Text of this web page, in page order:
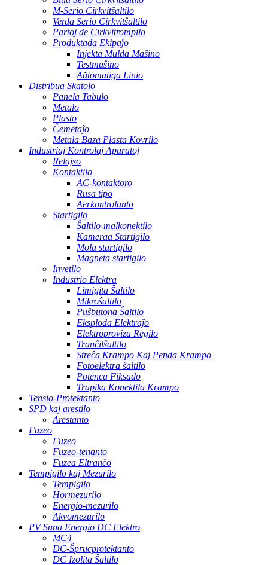
M-Serio Cirkvitŝaltilo
Verda Serio Cirkvitŝaltilo
Partoj de Cirkvitrompilo
Produktada Ekipaĵo
Injekta Mulda Maŝino
Testmaŝino
Aŭtomatiga Linio
Distribua Skatolo
Panela Tabulo
Metalo
Plasto
Ĉemetaĵo
Metala Baza Plasta Kovrilo
Industriaj Kontrolaj Aparatoj
Relajso
Kontaktilo
AC-kontaktoro
Rusa tipo
Aerkontrolanto
Startigilo
Ŝaltilo-malkonektilo
Kameraa Startigilo
Mola startigilo
Magneta startigilo
Invetilo
Industrio Elektra
Limigita Ŝaltilo
Mikroŝaltilo
Puŝbutona Ŝaltilo
Eksploda Elektraĵo
Elektroproviza Regilo
Tranĉilŝaltilo
Streĉa Krampo Kaj Penda Krampo
Fotoelektra ŝaltilo
Potenca Fiksado
Trapika Konektila Krampo
Tensio-Protektanto
SPD kaj arestilo
Arestanto
Fuzeo
Fuzeo
Fuzeo-tenanto
Fuzea Eltranĉo
Tempigilo kaj Mezurilo
Tempigilo
Hormezurilo
Energio-mezurilo
Akvomezurilo
PV Suna Energio DC Elektro
MC4
DC-Ŝprucprotektanto
DC Izolita Ŝaltilo